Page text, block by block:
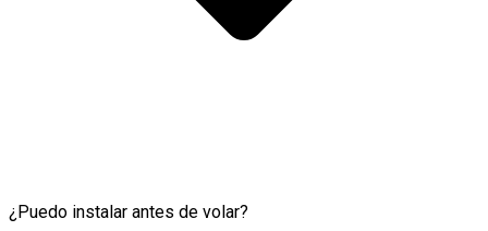
¿Puedo instalar antes de volar?